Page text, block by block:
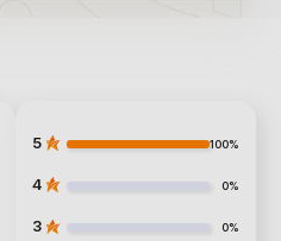
5 100%
4 0%
3 0%